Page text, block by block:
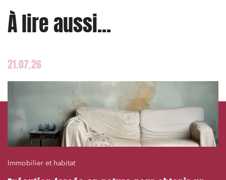
À lire aussi...
21.07.26
Immobilier et habitat